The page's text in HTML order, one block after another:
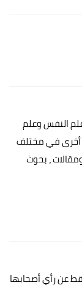
النفس وعلم
أخرى في مختلف
، بحوث
عن رأي أصحابها